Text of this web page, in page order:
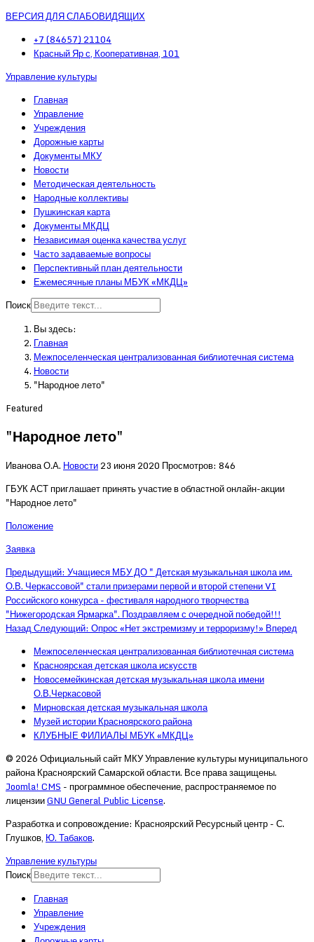
ВЕРСИЯ ДЛЯ СЛАБОВИДЯЩИХ
+7 (84657) 21104
Красный Яр с, Кооперативная, 101
Управление культуры
Главная
Управление
Учреждения
Дорожные карты
Документы МКУ
Новости
Методическая деятельность
Народные коллективы
Пушкинская карта
Документы МКДЦ
Независимая оценка качества услуг
Часто задаваемые вопросы
Перспективный план деятельности
Ежемесячные планы МБУК «МКДЦ»
Поиск
Вы здесь:
Главная
Межпоселенческая централизованная библиотечная система
Новости
"Народное лето"
Featured
"Народное лето"
Иванова О.А. Новости23 июня 2020 Просмотров: 846
ГБУК АСТ приглашает принять участие в областной онлайн-акции
"Народное лето"
Положение
Заявка
Предыдущий: Учащиеся МБУ ДО " Детская музыкальная школа им.
О.В. Черкассовой" стали призерами первой и второй степени VI
Российского конкурса - фестиваля народного творчества
"Нижегородская Ярмарка". Поздравляем с очередной победой!!!
НазадСледующий: Опрос «Нет экстремизму и терроризму!» Вперед
Межпоселенческая централизованная библиотечная система
Красноярская детская школа искусств
Новосемейкинская детская музыкальная школа имени
О.В.Черкасовой
Мирновская детская музыкальная школа
Музей истории Красноярского района
КЛУБНЫЕ ФИЛИАЛЫ МБУК «МКДЦ»
© 2026 Официальный сайт МКУ Управление культуры муниципального
района Красноярский Самарской области. Все права защищены.
Joomla! CMS - программное обеспечение, распространяемое по
лицензииGNU General Public License.
Разработка и сопровождение: Красноярский Ресурсный центр - С.
Глушков, Ю. Табаков.
Управление культуры
Поиск
Главная
Управление
Учреждения